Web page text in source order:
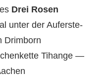
Drei Rosen
unter der Aufer­ste­
Drimborn
Tihange —